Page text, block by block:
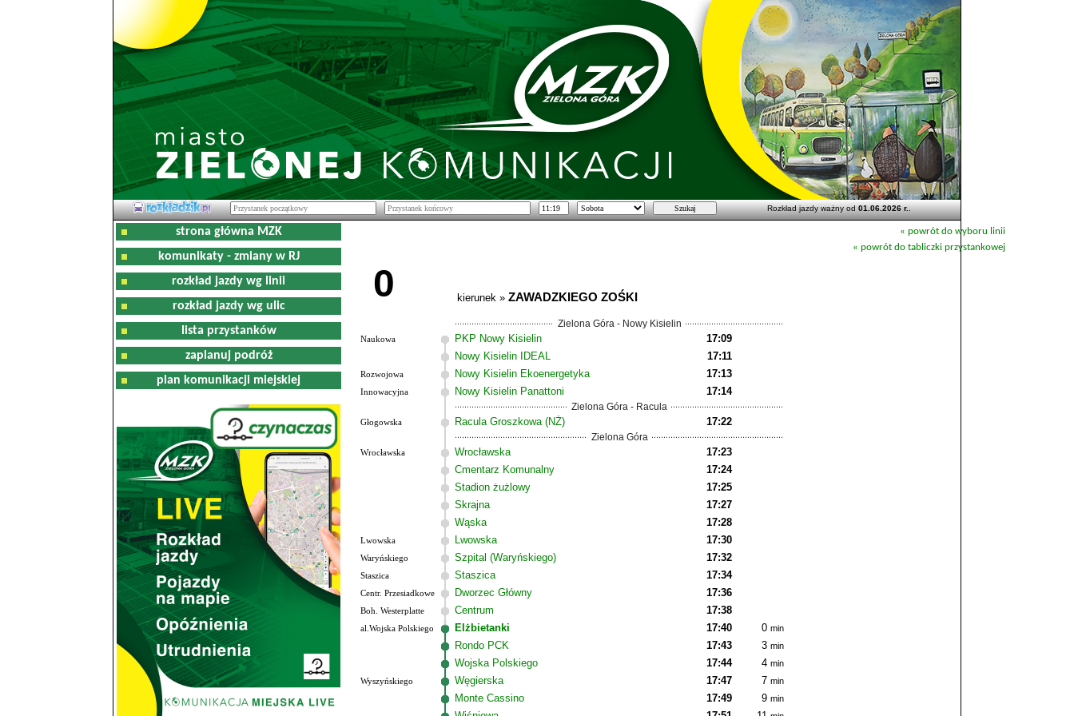
Rozkład jazdy ważny od01.06.2026 r..
strona główna MZK
komunikaty - zmiany w RJ
rozkład jazdy wg linii
rozkład jazdy wg ulic
lista przystanków
zaplanuj podróż
plan komunikacji miejskiej
« powrót do wyboru linii
« powrót do tabliczki przystankowej
0 kierunek » ZAWADZKIEGO ZOŚKI
Zielona Góra - Nowy Kisielin
Naukowa PKP Nowy Kisielin
17:09
Nowy Kisielin IDEAL
17:11
Rozwojowa Nowy Kisielin Ekoenergetyka 17:13
Innowacyjna Nowy Kisielin Panattoni 17:14
Zielona Góra - Racula
Głogowska Racula Groszkowa (NŻ) 17:22
Zielona Góra
Wrocławska Wrocławska
17:23
Cmentarz Komunalny
17:24
Stadion żużlowy
17:25
Skrajna
17:27
Wąska
17:28
Lwowska Lwowska 17:30
Waryńskiego Szpital (Waryńskiego) 17:32
Staszica Staszica 17:34
Centr. Przesiadkowe Dworzec Główny 17:36
Boh. Westerplatte Centrum 17:38
al.Wojska Polskiego Elżbietanki 17:40 0 min
Rondo PCK 17:43 3 min
Wojska Polskiego 17:44 4 min
Wyszyńskiego
Węgierska 17:47 7 min
Monte Cassino 17:49 9 min